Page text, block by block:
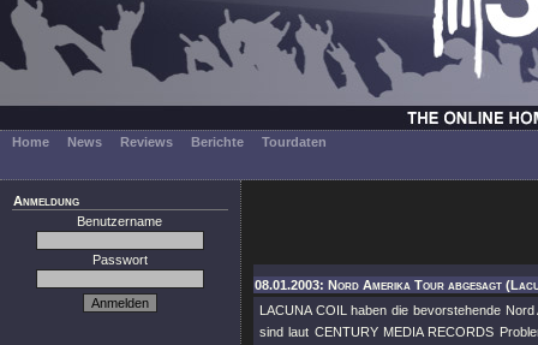
Home News Reviews Berichte Tourdaten
Anmeldung
Benutzername
Passwort
08.01.2003: Nord Amerika Tour abgesagt
LACUNA COIL haben die bevorstehende
sind laut CENTURY MEDIA RECORDS